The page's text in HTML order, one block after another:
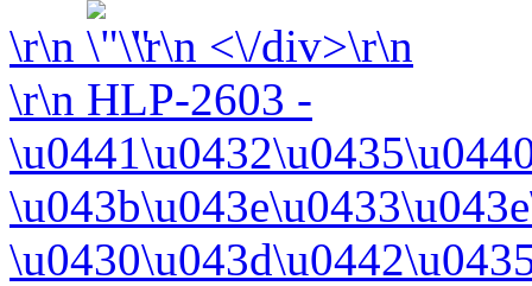
\r\n
\r\n <\/div>\r\n
\r\n HLP-2603 -